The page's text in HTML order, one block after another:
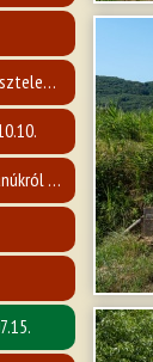
Megemlékezés október 23. tiszteletére - 2025.10.22.
Megemlékezés az Aradi vértanúkról - 2025.10.06.